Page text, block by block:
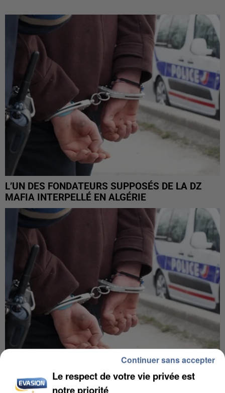
L’UN DES FONDATEURS SUPPOSÉS DE LA DZ
MAFIA INTERPELLÉ EN ALGÉRIE
UN SECOND CADRE DE LA DZ MAFIA
INTERPELLÉ EN ALGÉRIE
Le respect de votre vie privée est
notre priorité
Continuer sans accepter